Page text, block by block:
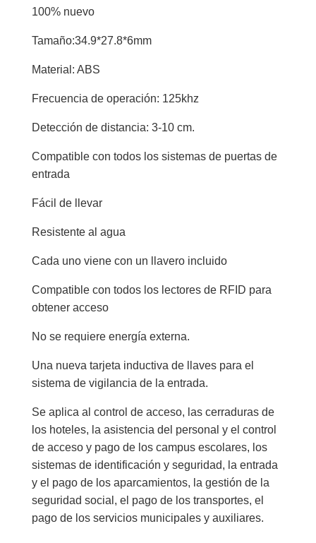
100% nuevo
Tamaño:34.9*27.8*6mm
Material: ABS
Frecuencia de operación: 125khz
Detección de distancia: 3-10 cm.
Compatible con todos los sistemas de puertas de
entrada
Fácil de llevar
Resistente al agua
Cada uno viene con un llavero incluido
Compatible con todos los lectores de RFID para
obtener acceso
No se requiere energía externa.
Una nueva tarjeta inductiva de llaves para el
sistema de vigilancia de la entrada.
Se aplica al control de acceso, las cerraduras de
los hoteles, la asistencia del personal y el control
de acceso y pago de los campus escolares, los
sistemas de identificación y seguridad, la entrada
y el pago de los aparcamientos, la gestión de la
seguridad social, el pago de los transportes, el
pago de los servicios municipales y auxiliares.